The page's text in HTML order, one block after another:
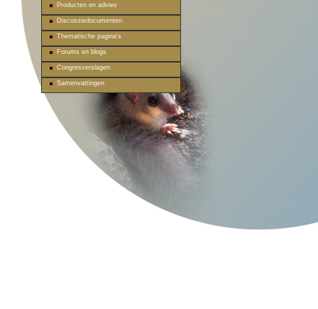
Producten en advies
Discussiedocumenten
Thematische pagina's
Forums en blogs
Congresverslagen
Samenvattingen